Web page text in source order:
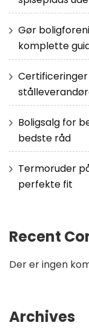
Gør
komplette
Certificeringer
Boligsalg for
bedste råd
Termoruder
perfekte fit
Recent
Der er ingen
Archives